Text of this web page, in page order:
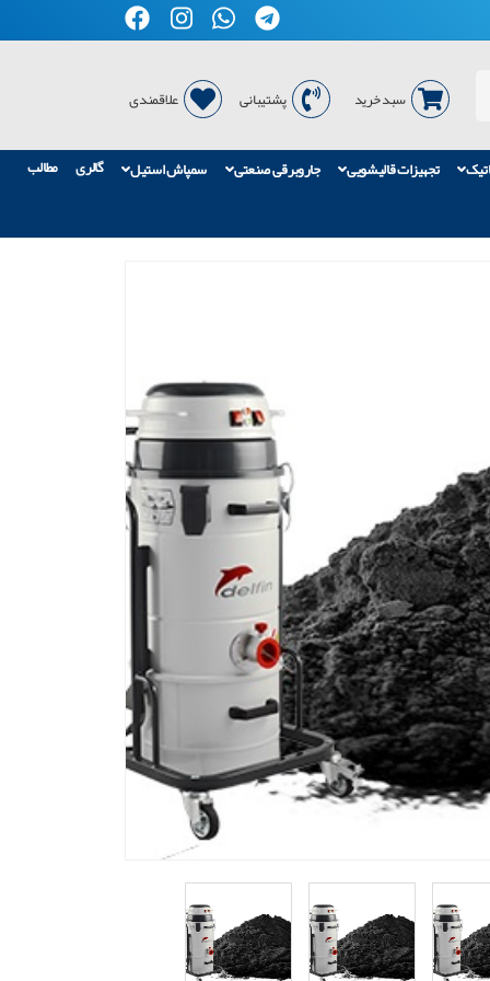
سبد خرید پشتیبانی علاقمندی
تجهیزات قالیشویی جاروبرقی صنعتی سمپاش استیل گالری
مطالب